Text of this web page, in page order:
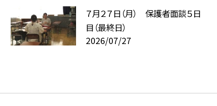
７月２７日（月） 保護者面談５日
目（最終日）
2026/07/27